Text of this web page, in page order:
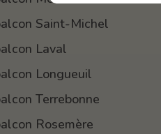
Saint-Michel
Laval
Longueuil
Terrebonne
Rosemère